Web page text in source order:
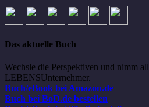
Das aktuelle Buch
Wechsle die Perspektiven und nimm
LEBENSUnternehmer.
Buch/eBook bei Amazon.de
Buch bei BoD.de bestellen